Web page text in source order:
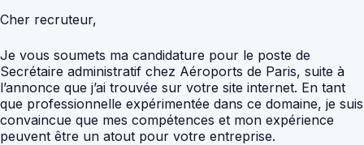
Cher recruteur,
Je vous soumets ma candidature pour le poste de
Secrétaire administratif chez Aéroports de Paris, suite à
l’annonce que j’ai trouvée sur votre site internet. En tant
que professionnelle expérimentée dans ce domaine, je suis
convaincue que mes compétences et mon expérience
peuvent être un atout pour votre entreprise.